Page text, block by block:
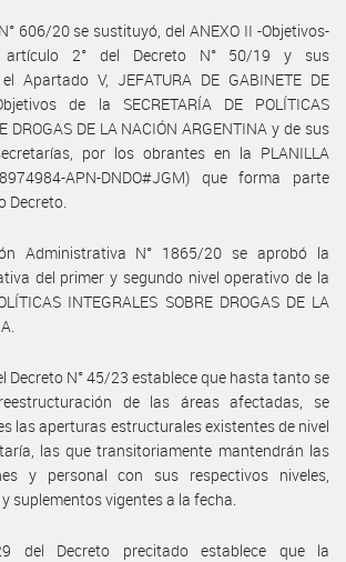
606/20 se sustituyó, del ANEXO II -Objetivos-
2° del Decreto N° 50/19 y sus
Apartado V, JEFATURA DE GABINETE DE
de la SECRETARÍA DE POLÍTICAS
DROGAS DE LA NACIÓN ARGENTINA y de sus
por los obrantes en la PLANILLA
APN-DNDO#JGM) que forma parte
Decreto.
Administrativa N° 1865/20 se aprobó la
del primer y segundo nivel operativo de la
INTEGRALES SOBRE DROGAS DE LA
Decreto N° 45/23 establece que hasta tanto se
de las áreas afectadas, se
las aperturas estructurales existentes de nivel
las que transitoriamente mantendrán las
y personal con sus respectivos niveles,
suplementos vigentes a la fecha.
del Decreto precitado establece que la